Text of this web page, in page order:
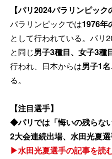
【パリ2024パラリンピック
パラリンピックでは1976年
として行われている。パリ
と同じ男子3種目、女子3種
行われ、日本からは男子1
る。
【注目選手】
◆パリでは「悔いの残らな
2大会連続出場、水田光夏
▶水田光夏選手の記事を読